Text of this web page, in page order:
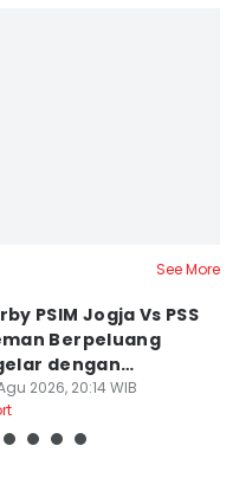
See More
PSIM Jogja Vs PSS
Berpeluang
dengan
2026, 20:14 WIB